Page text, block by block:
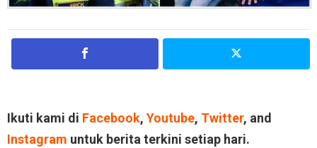
Ikuti kami di Facebook, Youtube, Twitter, and
Instagram untuk berita terkini setiap hari.